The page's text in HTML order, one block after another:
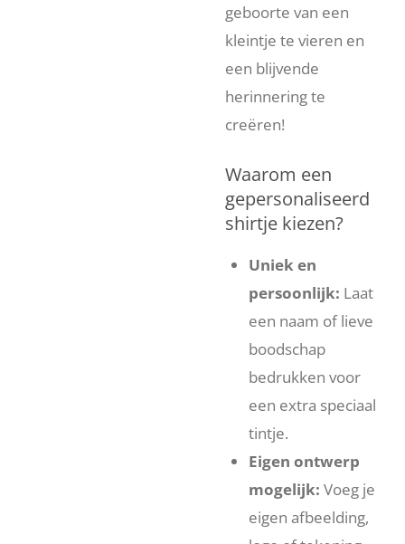
geboorte van een
kleintje te vieren en
een blijvende
herinnering te
creëren!
Waarom een
gepersonaliseerd
shirtje kiezen?
Uniek en
persoonlijk: Laat
een naam of lieve
boodschap
bedrukken voor
een extra speciaal
tintje.
Eigen ontwerp
mogelijk: Voeg je
eigen afbeelding,